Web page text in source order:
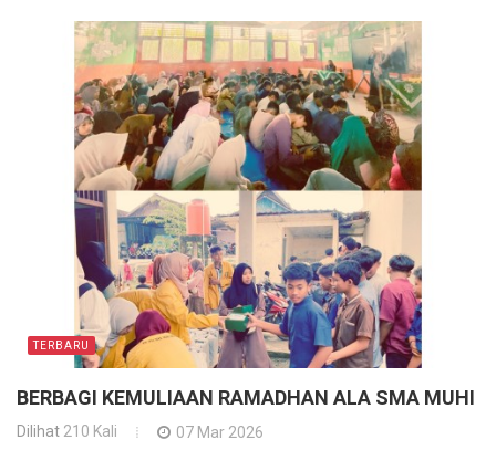
TERBARU
BERBAGI KEMULIAAN RAMADHAN ALA SMA MUHI
Dilihat 210 Kali 07 Mar 2026